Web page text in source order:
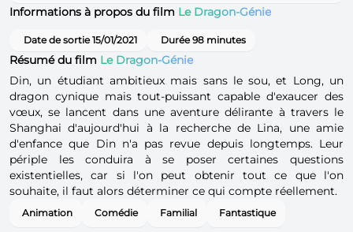
Informations à propos du film Le Dragon-Génie
Date de sortie 15/01/2021 Durée 98 minutes
Résumé du film Le Dragon-Génie
Din, un étudiant ambitieux mais sans le sou, et Long, un
dragon cynique mais tout-puissant capable d'exaucer des
vœux, se lancent dans une aventure délirante à travers le
Shanghai d'aujourd'hui à la recherche de Lina, une amie
d'enfance que Din n'a pas revue depuis longtemps. Leur
périple les conduira à se poser certaines questions
existentielles, car si l'on peut obtenir tout ce que l'on
souhaite, il faut alors déterminer ce qui compte réellement.
Animation Comédie Familial Fantastique